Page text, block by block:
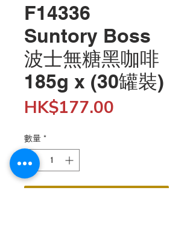
F14336
Suntory Boss
波士無糖黑咖啡
185g x (30罐裝)
HK$177.00
數量 *